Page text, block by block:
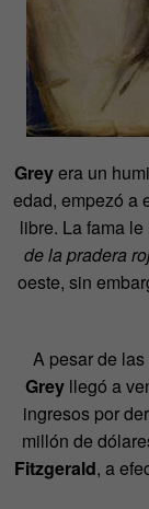
Greyera un
edad, empezó a
libre. La fama
de la pradera
oeste, sin
A pesar de
Grey llegó a
ingresos por
millón de
Fitzgerald, a